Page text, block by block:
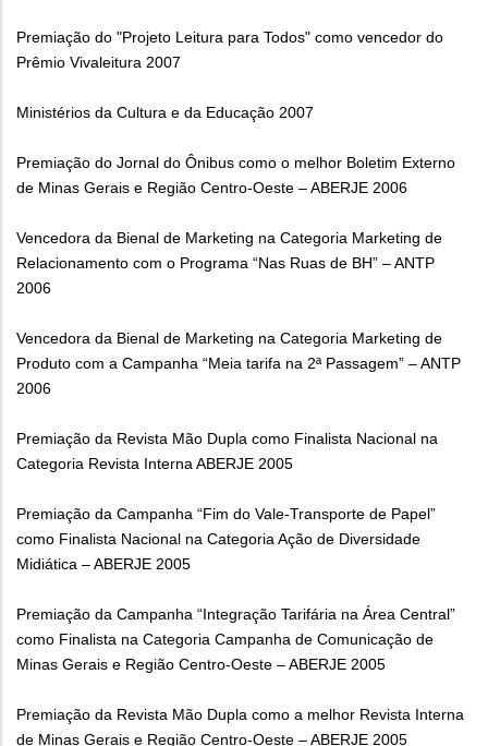
Premiação do "Projeto Leitura para Todos" como vencedor do
Prêmio Vivaleitura 2007
Ministérios da Cultura e da Educação 2007
Premiação do Jornal do Ônibus como o melhor Boletim Externo
de Minas Gerais e Região Centro-Oeste – ABERJE 2006
Vencedora da Bienal de Marketing na Categoria Marketing de
Relacionamento com o Programa “Nas Ruas de BH” – ANTP
2006
Vencedora da Bienal de Marketing na Categoria Marketing de
Produto com a Campanha “Meia tarifa na 2ª Passagem” – ANTP
2006
Premiação da Revista Mão Dupla como Finalista Nacional na
Categoria Revista Interna ABERJE 2005
Premiação da Campanha “Fim do Vale-Transporte de Papel”
como Finalista Nacional na Categoria Ação de Diversidade
Midiática – ABERJE 2005
Premiação da Campanha “Integração Tarifária na Área Central”
como Finalista na Categoria Campanha de Comunicação de
Minas Gerais e Região Centro-Oeste – ABERJE 2005
Premiação da Revista Mão Dupla como a melhor Revista Interna
de Minas Gerais e Região Centro-Oeste – ABERJE 2005